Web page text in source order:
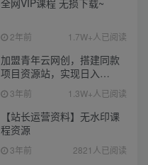
全网VIP课程 无损下载~
2年前 1.7W+人已阅读
加盟青年云网创，搭建同款
项目资源站，实现日入
2000+
3年前 1.3W+人已阅读
【站长运营资料】无水印课
程资源
3年前 2821人已阅读